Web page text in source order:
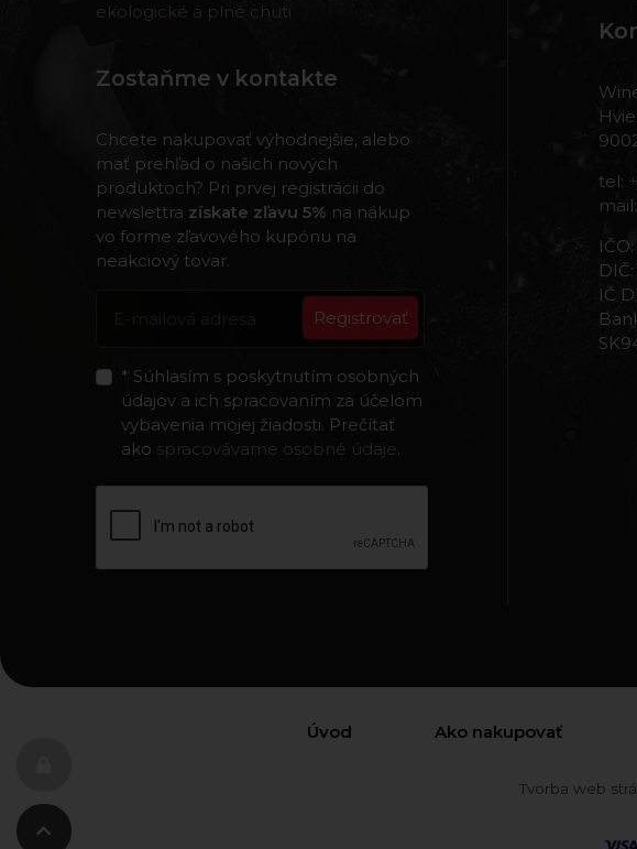
ekologické a plné chuti
Zostaňme v kontakte
Chcete nakupovať výhodnejšie, alebo
mať prehľad o našich nových
produktoch? Pri prvej registrácii do
newslettra získate zľavu 5% na nákup
vo forme zľavového kupónu na
neakciový tovar.
Registrovať
* Súhlasím s poskytnutím osobných
údajov a ich spracovaním za účelom
vybavenia mojej žiadosti. Prečítať
ako spracovávame osobné údaje.
tel:
mail:
IČ
Úvod Ako nakupovať
Tvorba web